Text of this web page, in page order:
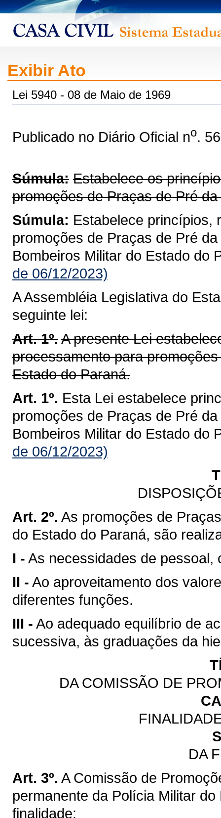
Exibir Ato
Lei 5940 - 08 de Maio de 1969
Publicado no Diário Oficial no.
Súmula: Estabelece os
promoções de Praças de Pré
Súmula: Estabelece princípios,
promoções de Praças de Pré
Bombeiros Militar do Estado do
de 06/12/2023)
A Assembléia Legislativa do
seguinte lei:
Art. 1º.A presente Lei
processamento para
Estado do Paraná.
Art. 1º. Esta Lei estabelece
promoções de Praças de Pré
Bombeiros Militar do Estado do
de 06/12/2023)
Art. 2º. As promoções de
do Estado do Paraná, são
I - As necessidades de pessoal,
II - Ao aproveitamento dos
diferentes funções.
III - Ao adequado equilíbrio de
sucessiva, às graduações da
DA COMISSÃO DE
DA
Art. 3º. A Comissão de
permanente da Polícia Militar
finalidade: